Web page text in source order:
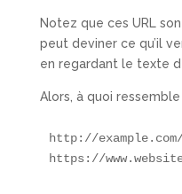
Notez que ces URL
peut deviner ce qu’il
en regardant le texte de
Alors, à quoi ressemble
http://
https://